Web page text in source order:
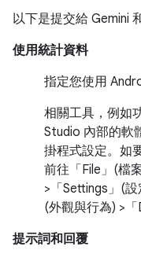
以下是提交給 Gemini
使用統計資料
指定您使用
相關工具，例如
Studio 內部的軟
掛程式設定。如
前往「File」(檔
>「Settings」(設
(外觀與行為) >
提示詞和回覆